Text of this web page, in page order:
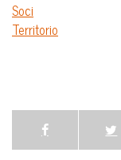
Soci
Territorio